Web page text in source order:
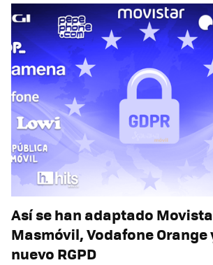
Así se han adaptado
Masmóvil, Vodafone Orange
nuevo RGPD